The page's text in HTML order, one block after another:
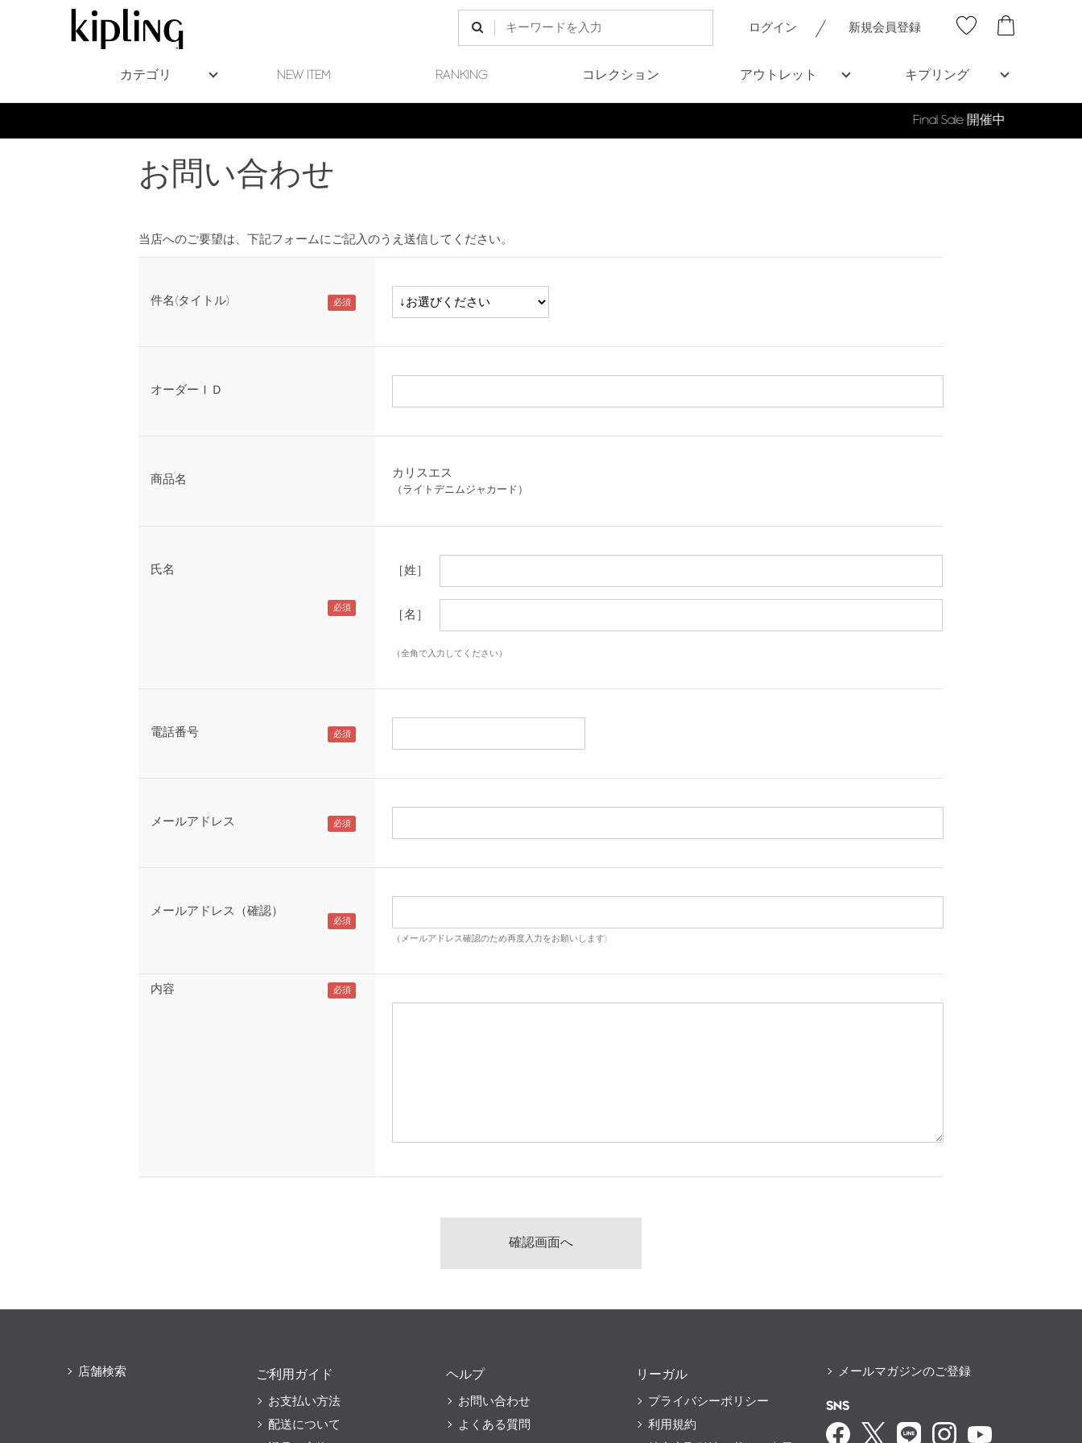
ログイン 新規会員登録
カテゴリ NEW ITEM RANKING コレクション アウトレット キプリング
お問い合わせ
当店へのご要望は、下記フォームにご記入のうえ送信してください。
件名(タイトル)
オーダーＩＤ
商品名 カリスエス
（ライトデニムジャカード）
氏名 ［姓］
［名］
（全角で入力してください）
電話番号
メールアドレス
メールアドレス（確認）
（メールアドレス確認のため再度入力をお願いします)
内容
店舗検索
ご利用ガイド
お支払い方法
配送について
ヘルプ
お問い合わせ
よくある質問
リーガル
プライバシーポリシー
利用規約
メールマガジンのご登録
SNS